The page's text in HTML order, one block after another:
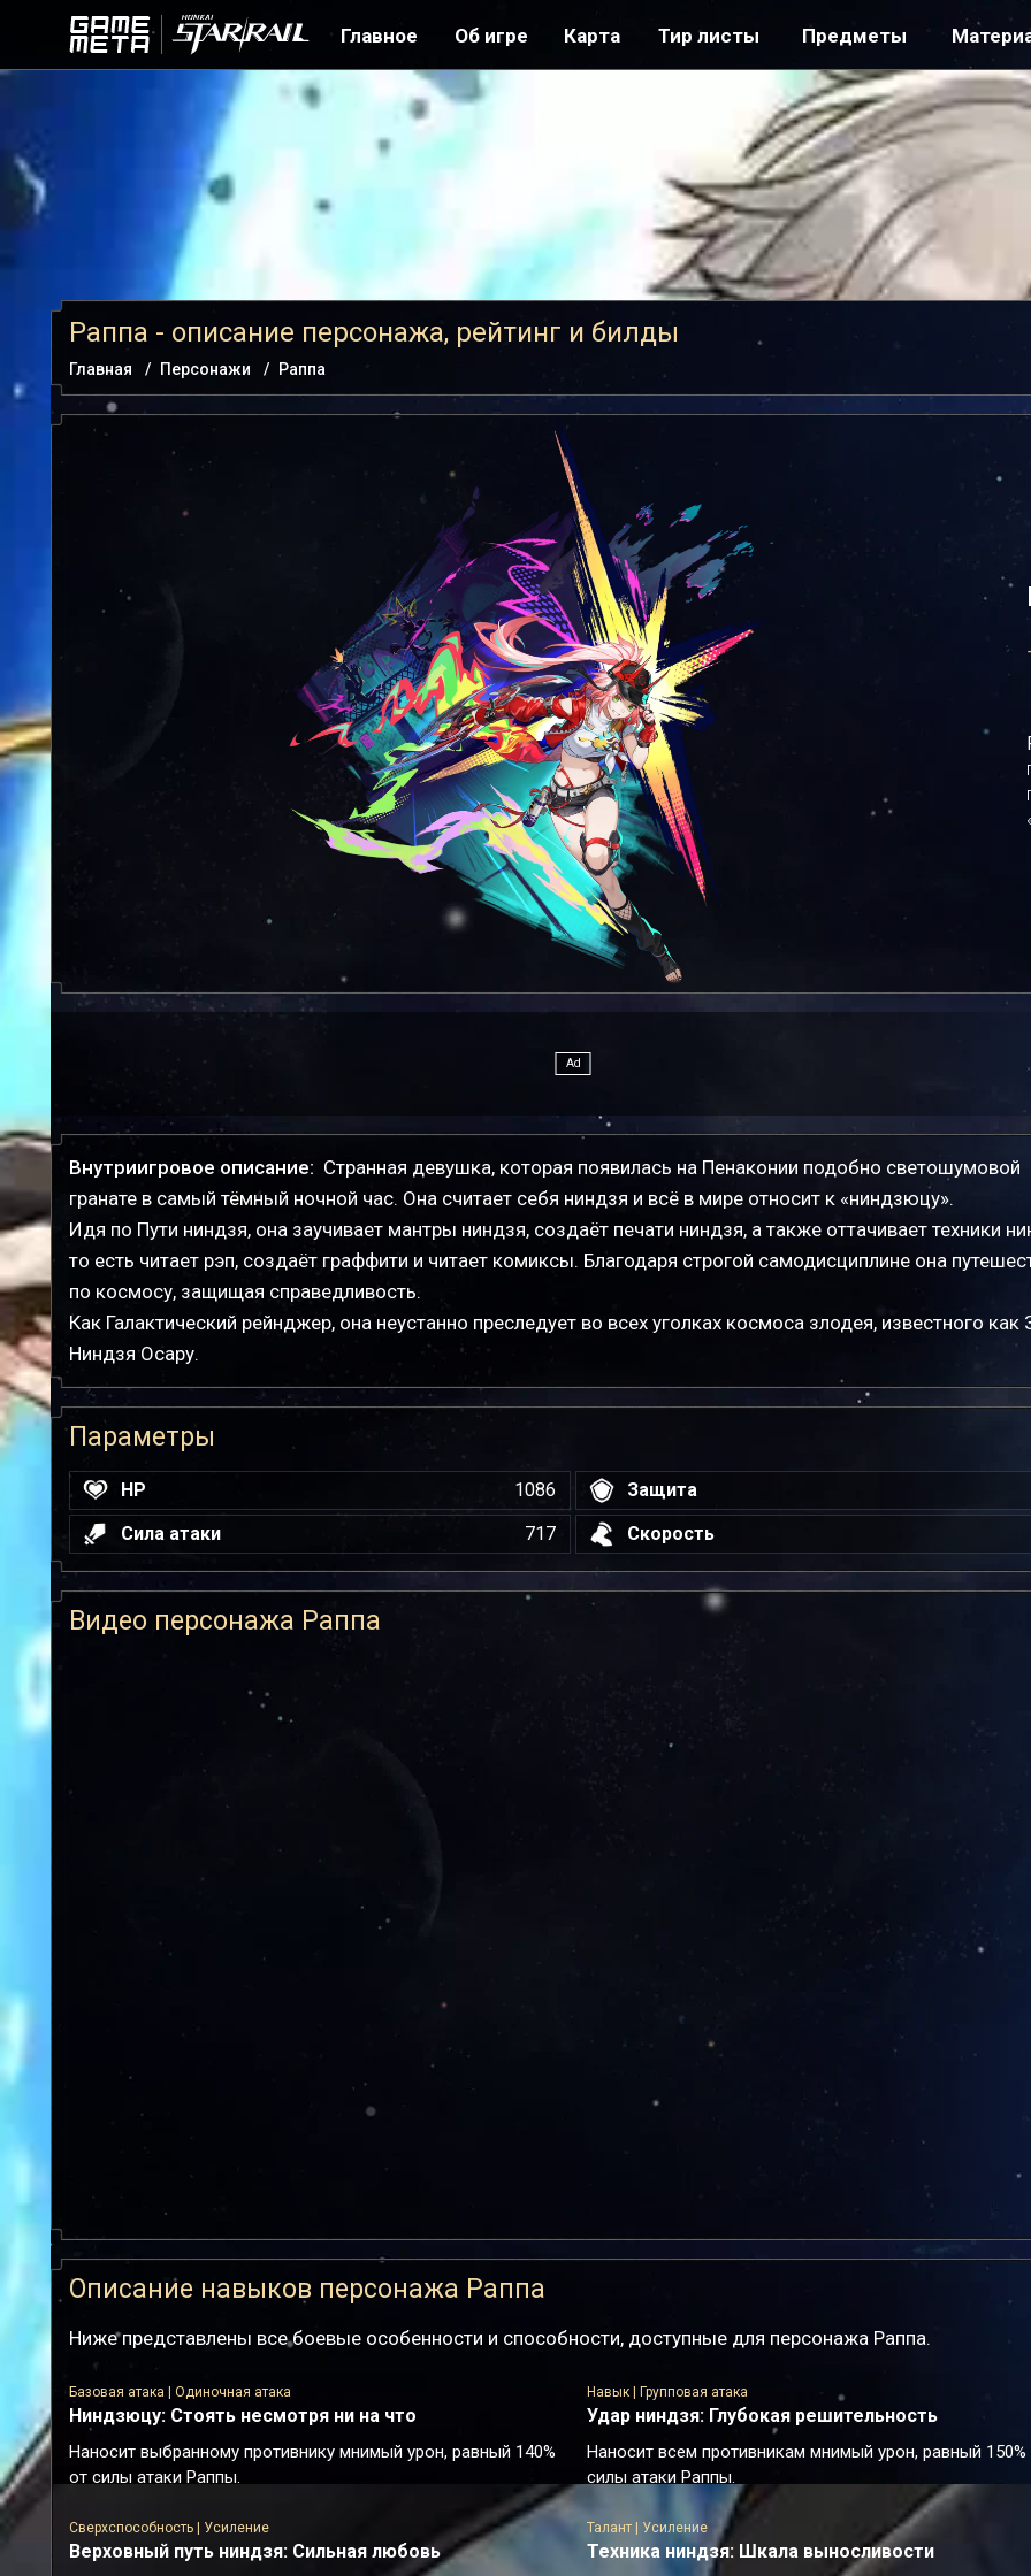
Главное Об игре Карта Тир листы Предметы
Раппа - описание персонажа, рейтинг и билды
Главная Персонажи Раппа
Внутриигровое описание: Странная девушка, которая появилась на Пенаконии подобно светошумовой
гранате в самый тёмный ночной час. Она считает себя ниндзя и всё в мире относит к «ниндзюцу».
Идя по Пути ниндзя, она заучивает мантры ниндзя, создаёт печати ниндзя, а также оттачивает техники
то есть читает рэп, создаёт граффити и читает комиксы. Благодаря строгой самодисциплине она
по космосу, защищая справедливость.
Как Галактический рейнджер, она неустанно преследует во всех уголках космоса злодея, известного как
Ниндзя Осару.
Параметры
HP 1086
Защита
Сила атаки
717 Скорость
Видео персонажа Раппа
Описание навыков персонажа Раппа
Ниже представлены все боевые особенности и способности, доступные для персонажа Раппа.
Базовая атака | Одиночная атака
Ниндзюцу: Стоять несмотря ни на что
Наносит выбранному противнику мнимый урон, равный 140%
от силы атаки Раппы.
Навык | Групповая атака
Удар ниндзя: Глубокая решительность
Наносит всем противникам мнимый урон, равный 150%
силы атаки Раппы.
Сверхспособность | Усиление
Верховный путь ниндзя: Сильная любовь
Талант | Усиление
Техника ниндзя: Шкала выносливости